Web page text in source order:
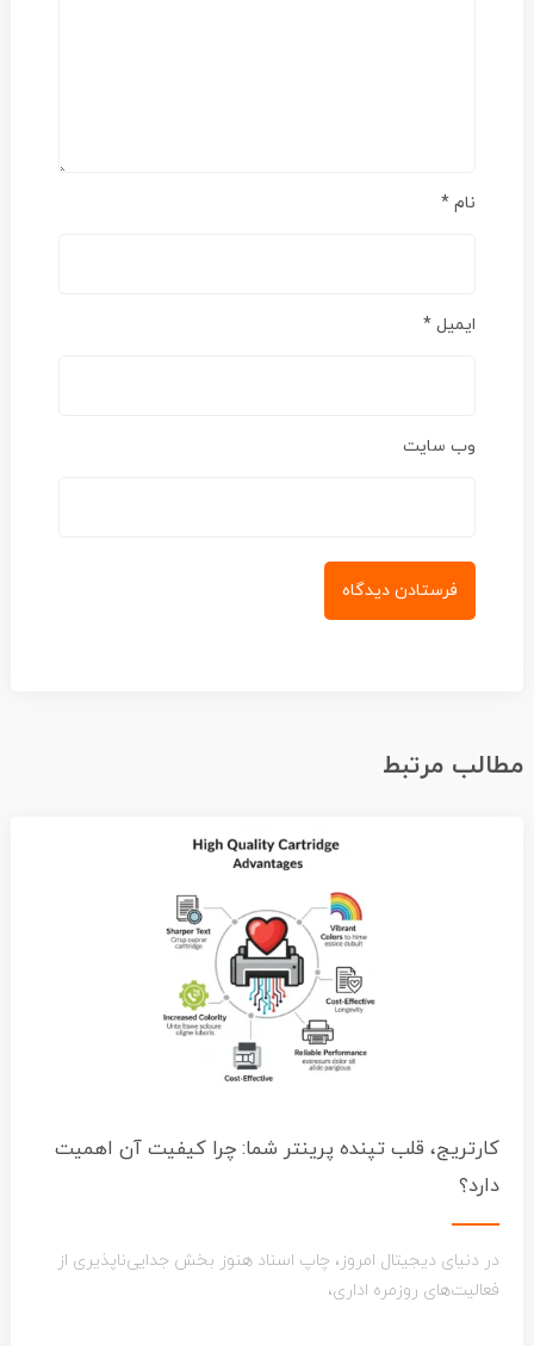
*
ایمیل*
وب‌ سایت
مرتبط
کارتریج، قلب تپنده پرینتر شما: چرا کیفیت آن اهمیت
دارد؟
در دنیای دیجیتال امروز، چاپ اسناد هنوز بخش جدایی‌ناپذیری از
فعالیت‌های روزمره اداری،